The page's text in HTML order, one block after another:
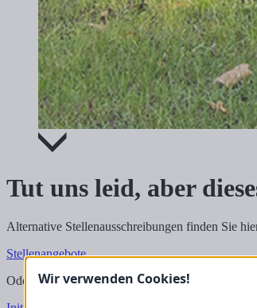
Tut uns leid, aber
Alternative Stellenausschreibungen finden Sie
Stellenangebote
Oder schicken Sie uns hier direkt Ihre
Wir verwenden Cookies!